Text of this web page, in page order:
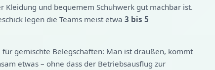
Kleidung und bequemem Schuhwerk gut machbar ist.
legen die Teams meist etwa 3 bis 5
für gemischte Belegschaften: Man ist draußen, kommt
etwas – ohne dass der Betriebsausflug zur